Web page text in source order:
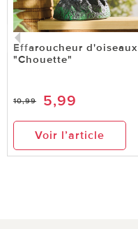
Effaroucheur d'oiseaux
"Chouette"
10,99 5,99
Voir l’article